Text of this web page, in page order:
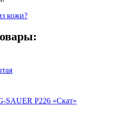
кожи?
SAUER P226 «Скат»